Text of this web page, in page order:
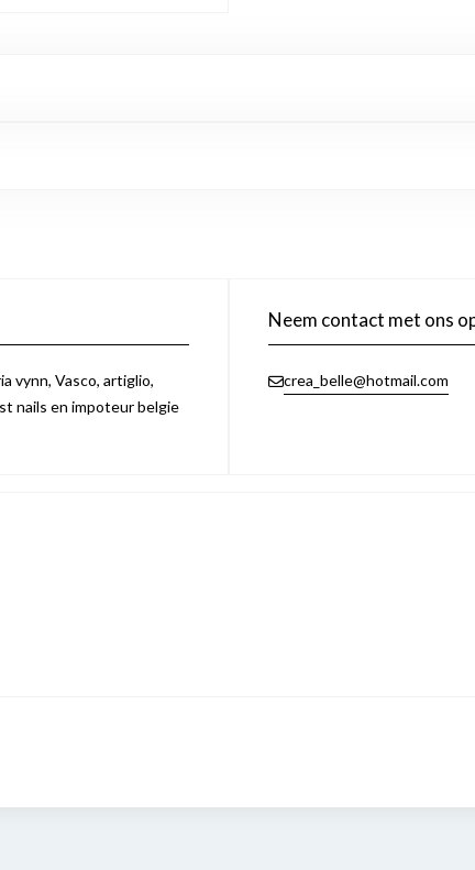
vynn, Vasco, artiglio,
nails en impoteur belgie
Neem contact met ons
crea_belle@hotmail.com